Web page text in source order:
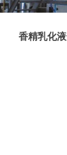
香精乳化